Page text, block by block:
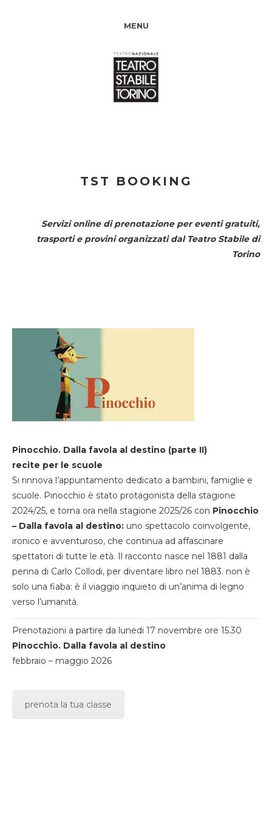
MENU
TST BOOKING
Servizi online di prenotazione per eventi gratuiti,
trasporti e provini organizzati dal Teatro Stabile di
Torino
Pinocchio. Dalla favola al destino (parte II)
recite per le scuole
Si rinnova l’appuntamento dedicato a bambini, famiglie e
scuole. Pinocchio è stato protagonista della stagione
2024/25, e torna ora nella stagione 2025/26 con Pinocchio
– Dalla favola al destino: uno spettacolo coinvolgente,
ironico e avventuroso, che continua ad affascinare
spettatori di tutte le età. Il racconto nasce nel 1881 dalla
penna di Carlo Collodi, per diventare libro nel 1883. non è
solo una fiaba: è il viaggio inquieto di un’anima di legno
verso l’umanità.
Prenotazioni a partire da lunedi 17 novembre ore 15.30
Pinocchio. Dalla favola al destino
febbraio – maggio 2026
prenota la tua classe